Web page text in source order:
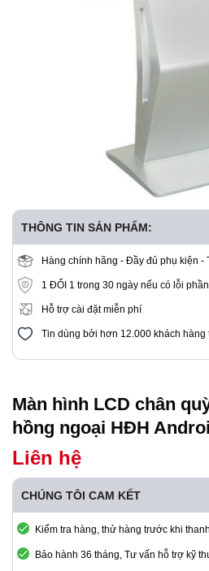
THÔNG TIN SẢN PHẨM:
Hàng chính hãng - Đầy đủ phụ kiện -
1 ĐỔI 1 trong 30 ngày nếu có lỗi
Hỗ trợ cài đặt miễn phí
Tin dùng bởi hơn 12.000 khách
Màn hình LCD chân
hồng ngoại HĐH
Liên hệ
CHÚNG TÔI CAM KẾT
Kiểm tra hàng, thử hàng trước khi
Bảo hành 36 tháng, Tư vấn hỗ trợ kỹ